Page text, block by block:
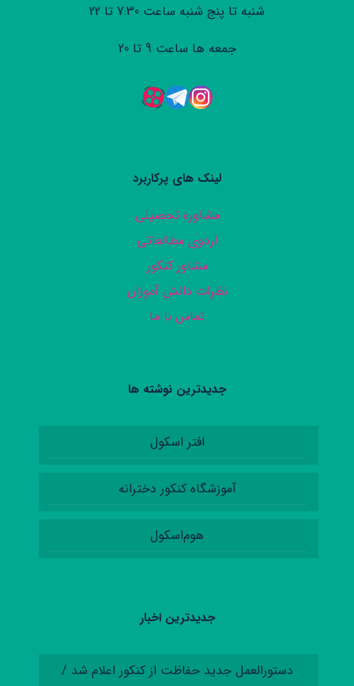
شنبه تا پنج شنبه ساعت 7:30 تا 22
جمعه ها ساعت 9 تا 20
لینک های پرکاربرد
مشاوره تحصیلی
اردوی مطالعاتی
مشاور کنکور
نظرات دانش آموزان
تماس با ما
جدیدترین نوشته ها
افتر اسکول
آموزشگاه کنکور دخترانه
هوم‌اسکول
جدیدترین اخبار
دستورالعمل‌ جدید حفاظت از کنکور اعلام شد /